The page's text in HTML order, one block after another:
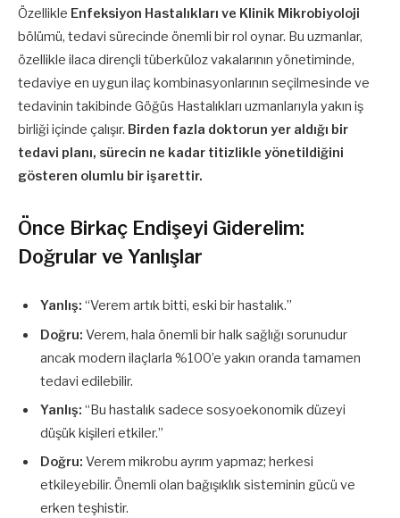
Özellikle Enfeksiyon Hastalıkları ve Klinik Mikrobiyoloji
bölümü, tedavi sürecinde önemli bir rol oynar. Bu uzmanlar,
özellikle ilaca dirençli tüberküloz vakalarının yönetiminde,
tedaviye en uygun ilaç kombinasyonlarının seçilmesinde ve
tedavinin takibinde Göğüs Hastalıkları uzmanlarıyla yakın iş
birliği içinde çalışır. Birden fazla doktorun yer aldığı bir
tedavi planı, sürecin ne kadar titizlikle yönetildiğini
gösteren olumlu bir işarettir.
Önce Birkaç Endişeyi Giderelim:
Doğrular ve Yanlışlar
Yanlış: “Verem artık bitti, eski bir hastalık.”
Doğru: Verem, hala önemli bir halk sağlığı sorunudur
ancak modern ilaçlarla %100’e yakın oranda tamamen
tedavi edilebilir.
Yanlış: “Bu hastalık sadece sosyoekonomik düzeyi
düşük kişileri etkiler.”
Doğru: Verem mikrobu ayrım yapmaz; herkesi
etkileyebilir. Önemli olan bağışıklık sisteminin gücü ve
erken teşhistir.